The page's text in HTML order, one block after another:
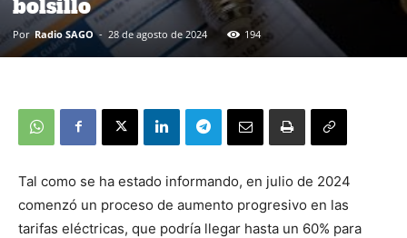
bolsillo
Por Radio SAGO - 28 de agosto de 2024 194
Tal como se ha estado informando, en julio de 2024
comenzó un proceso de aumento progresivo en las
tarifas eléctricas, que podría llegar hasta un 60% para